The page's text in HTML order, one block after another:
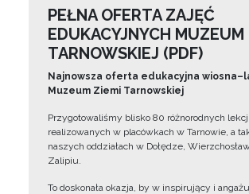
PEŁNA OFERTA ZAJĘĆ
EDUKACYJNYCH MUZEUM
TARNOWSKIEJ (PDF)
Najnowsza oferta edukacyjna
Muzeum Ziemi Tarnowskiej
Przygotowaliśmy blisko 80 różnorodnych
realizowanych w placówkach w Tarnowie, a
naszych oddziałach w Dołędze,
Zalipiu.
To doskonała okazja, by w inspirujący i